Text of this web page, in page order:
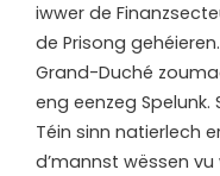
iwwer de
de Prisong
Grand-Duché
eng eenzeg Spelunk.
Téin sinn natierlech
d’mannst wëssen